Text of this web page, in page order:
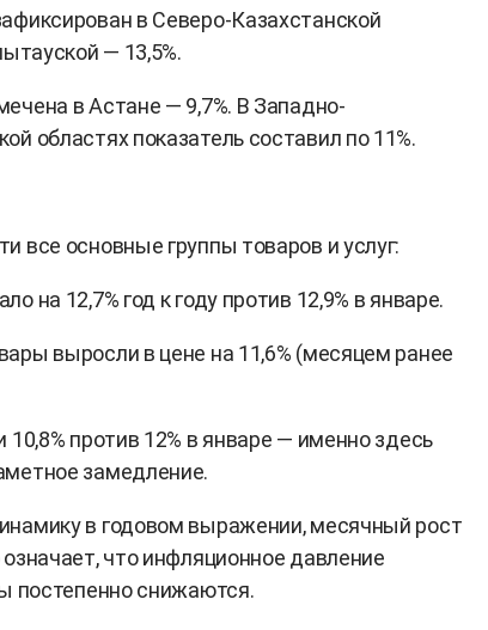
в Северо-Казахстанской
— 13,5%.
в Астане — 9,7%. В Западно-
областях показатель составил по 11%.
все основные группы товаров и услуг:
на 12,7% год к году против 12,9% в январе.
выросли в цене на 11,6% (месяцем ранее
против 12% в январе — именно здесь
замедление.
в годовом выражении, месячный рост
что инфляционное давление
постепенно снижаются.